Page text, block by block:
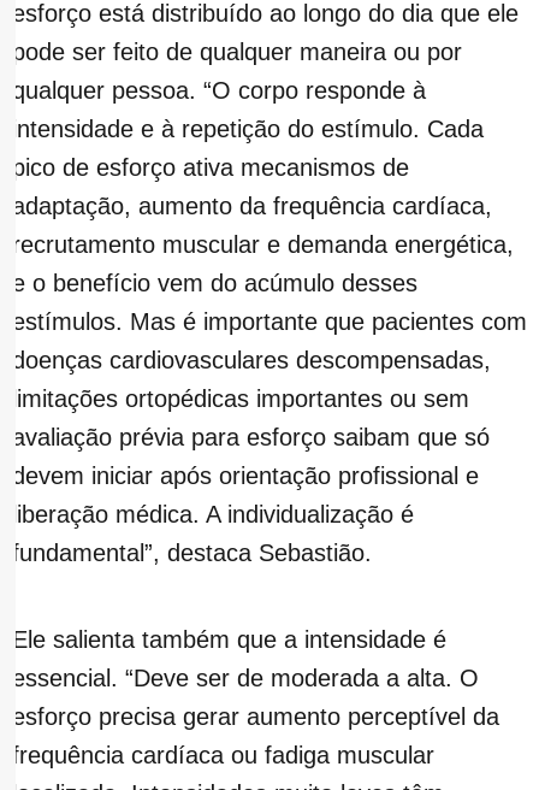
esforço está distribuído ao longo do dia que ele
pode ser feito de qualquer maneira ou por
qualquer pessoa. “O corpo responde à
intensidade e à repetição do estímulo. Cada
pico de esforço ativa mecanismos de
adaptação, aumento da frequência cardíaca,
recrutamento muscular e demanda energética,
e o benefício vem do acúmulo desses
estímulos. Mas é importante que pacientes com
doenças cardiovasculares descompensadas,
limitações ortopédicas importantes ou sem
avaliação prévia para esforço saibam que só
devem iniciar após orientação profissional e
liberação médica. A individualização é
fundamental”, destaca Sebastião.
Ele salienta também que a intensidade é
essencial. “Deve ser de moderada a alta. O
esforço precisa gerar aumento perceptível da
frequência cardíaca ou fadiga muscular